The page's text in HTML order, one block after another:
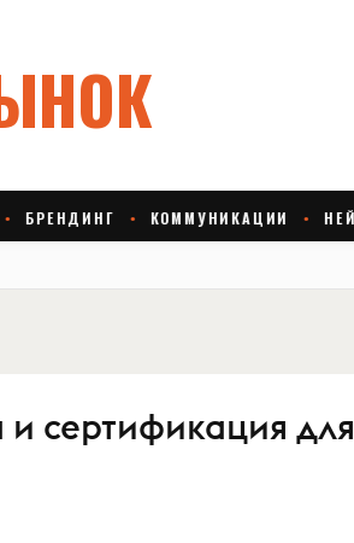
сертификация для